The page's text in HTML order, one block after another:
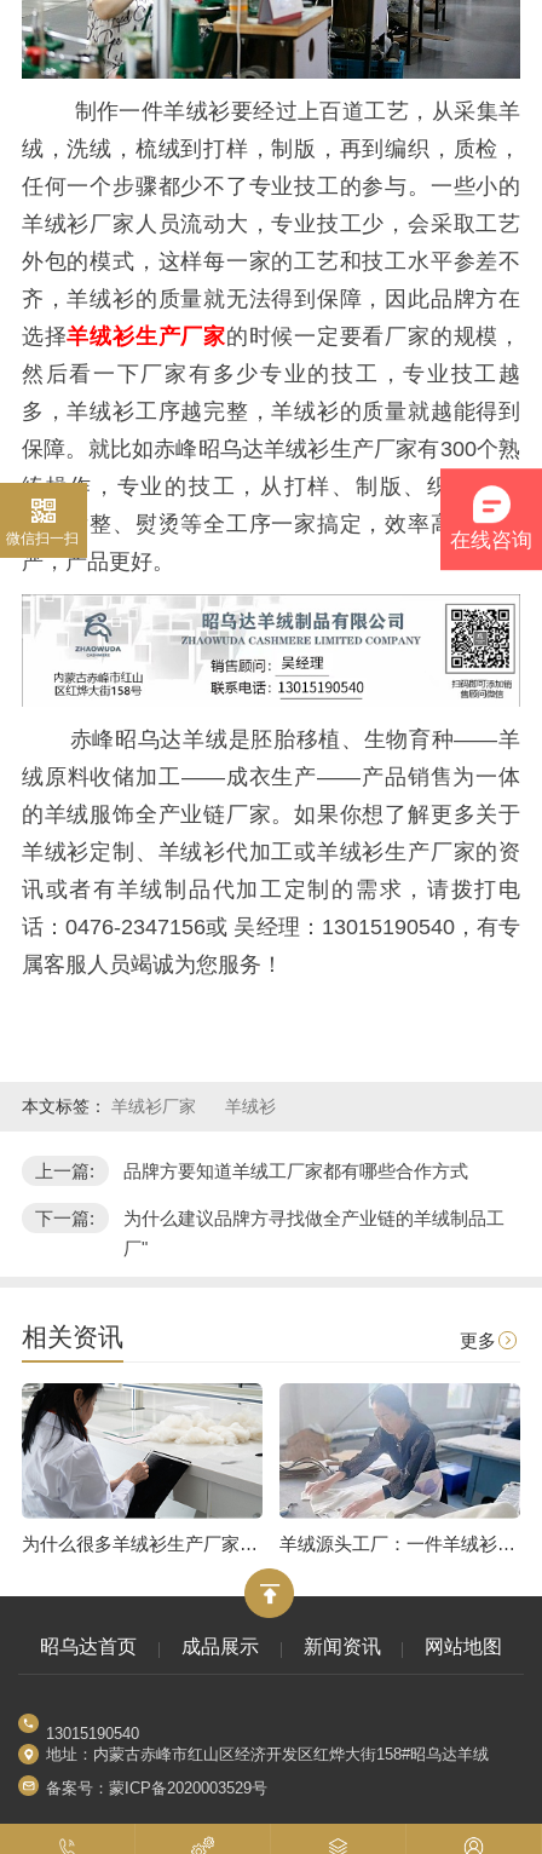
制作一件羊绒衫要经过上百道工艺，从采集羊
绒，洗绒，梳绒到打样，制版，再到编织，质检，
任何一个步骤都少不了专业技工的参与。一些小的
羊绒衫厂家人员流动大，专业技工少，会采取工艺
外包的模式，这样每一家的工艺和技工水平参差不
齐，羊绒衫的质量就无法得到保障，因此品牌方在
选择羊绒衫生产厂家的时候一定要看厂家的规模，
然后看一下厂家有多少专业的技工，专业技工越
多，羊绒衫工序越完整，羊绒衫的质量就越能得到
保障。就比如赤峰昭乌达羊绒衫生产厂家有300个熟
练操作，专业的技工，从打样、制版、织片、缝
合、后整、熨烫等全工序一家搞定，效率高，品控
严，产品更好。
赤峰昭乌达羊绒是胚胎移植、生物育种——羊
绒原料收储加工——成衣生产——产品销售为一体
的羊绒服饰全产业链厂家。如果你想了解更多关于
羊绒衫定制、羊绒衫代加工或羊绒衫生产厂家的资
讯或者有羊绒制品代加工定制的需求，请拨打电
话：0476-2347156或 吴经理：13015190540，有专
属客服人员竭诚为您服务！
本文标签： 羊绒衫厂家 羊绒衫
上一篇: 品牌方要知道羊绒工厂家都有哪些合作方式
下一篇:
为什么建议品牌方寻找做全产业链的羊绒制品工
厂"
相关资讯 更多
为什么很多羊绒衫生产厂家报价很低？或许是用了皮褪绒 羊绒源头工厂：一件羊绒衫的制作流程（三）
昭乌达首页 成品展示 新闻资讯 网站地图
13015190540
地址：内蒙古赤峰市红山区经济开发区红烨大街158#昭乌达羊绒
备案号：蒙ICP备2020003529号
微信扫一扫 在线咨询